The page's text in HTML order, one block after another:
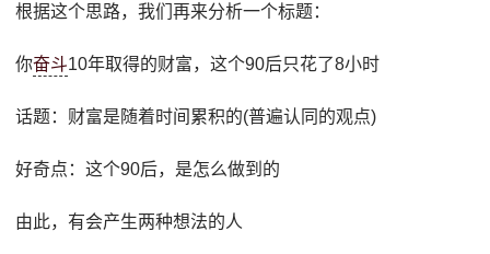
根据这个思路，我们再来分析一个标题：
你奋斗10年取得的财富，这个90后只花了8小时
话题：财富是随着时间累积的(普遍认同的观点)
好奇点：这个90后，是怎么做到的
由此，有会产生两种想法的人